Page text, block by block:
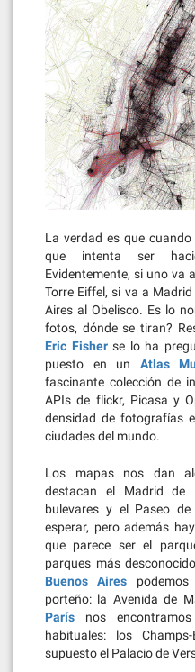
La verdad es que
que intenta ser
Evidentemente, si uno va
Torre Eiffel, si va a
Aires al Obelisco. Es lo
fotos, dónde se tiran?
Eric Fisherse lo ha
puesto en un Atlas
fascinante colección de
APIs de flickr, Picasa y
densidad de fotografías
ciudades del mundo.
Los mapas nos dan
destacan el Madrid de
bulevares y el Paseo
esperar, pero además
que parece ser el
parques más
Buenos Aires
porteño: la Avenida de
París nos
habituales: los
supuesto el Palacio de